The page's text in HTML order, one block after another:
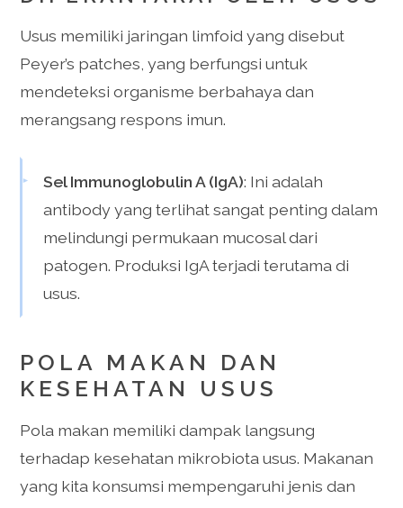
Usus memiliki jaringan limfoid yang disebut
Peyer’s patches, yang berfungsi untuk
mendeteksi organisme berbahaya dan
merangsang respons imun.
Sel Immunoglobulin A (IgA): Ini adalah
antibody yang terlihat sangat penting dalam
melindungi permukaan mucosal dari
patogen. Produksi IgA terjadi terutama di
usus.
POLA MAKAN DAN
KESEHATAN USUS
Pola makan memiliki dampak langsung
terhadap kesehatan mikrobiota usus. Makanan
yang kita konsumsi mempengaruhi jenis dan